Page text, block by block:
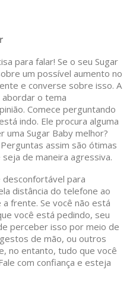
para falar! Se o seu Sugar
um possível aumento no
e converse sobre isso. A
abordar o tema
Comece perguntando
indo. Ele procura alguma
uma Sugar Baby melhor?
assim são ótimas
de maneira agressiva.
desconfortável para
distância do telefone ao
frente. Se você não está
você está pedindo, seu
perceber isso por meio de
de mão, ou outros
no entanto, tudo que você
com confiança e esteja